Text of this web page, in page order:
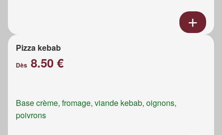
Pizza kebab
Dès 8.50 €
Base crème, fromage, viande kebab, oignons,
poivrons